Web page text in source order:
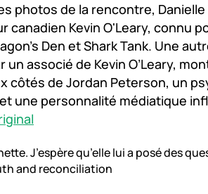
photos de la rencontre,
canadien Kevin O'Leary, connu
Den et Shark Tank. Une
un associé de Kevin O’Leary,
côtés de Jordan Peterson, un
une personnalité médiatique
J’espère qu’elle lui a posé des
and reconciliation